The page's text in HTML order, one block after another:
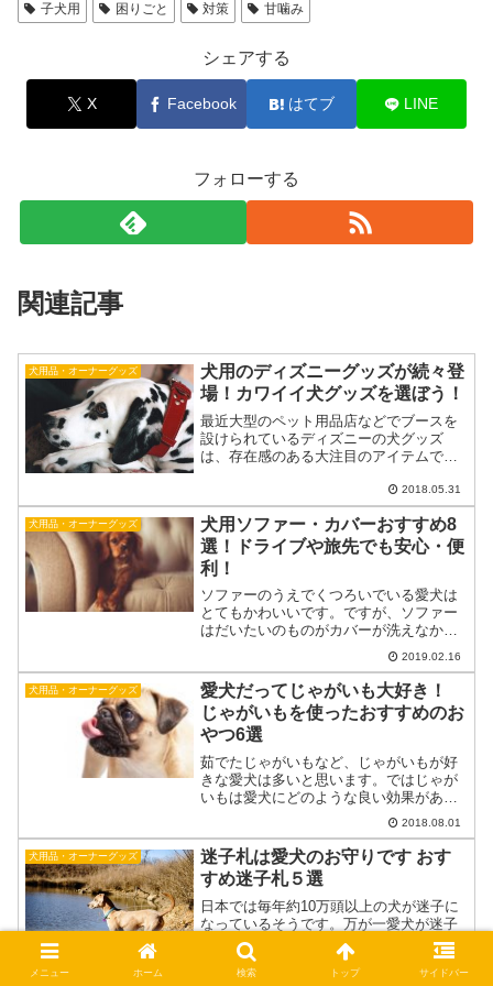
子犬用 困りごと 対策 甘噛み
シェアする
X Facebook はてブ LINE
フォローする
関連記事
犬用品・オーナーグッズ
犬用のディズニーグッズが続々登
場！カワイイ犬グッズを選ぼう！
最近大型のペット用品店などでブースを
設けられているディズニーの犬グッズ
は、存在感のある大注目のアイテムで
海外のディズニーショップで販売されて
いましたが、日本であまりなく、近年
大々的な販売が行われるようにな...
2018.05.31
犬用品・オーナーグッズ
犬用ソファー・カバーおすすめ8
選！ドライブや旅先でも安心・便
利！
ソファーのうえでくつろいでいる愛犬は
とてもかわいいです。ですが、ソファー
はだいたいのものがカバーが洗えなかっ
たり、カバーを洗えてもなかなか洗わな
いことが多く、汚れてしまったら仕方な
いとあきらめている飼主さまも多いので
はないでしょうか。愛犬が...
2019.02.16
犬用品・オーナーグッズ
愛犬だってじゃがいも大好き！
じゃがいもを使ったおすすめのお
やつ6選
茹でたじゃがいもなど、じゃがいもが好
きな愛犬は多いと思います。ではじゃが
いもは愛犬にどのような良い効果がある
のでしょうか。じゃがいもの主成分は炭
水化物ですが、それだけではなくビタミ
ンCや、B6、B1やカリウム、たくさんの
ミネラルも含まれてい...
2018.08.01
犬用品・オーナーグッズ
迷子札は愛犬のお守りです おす
すめ迷子札５選
日本では毎年約10万頭以上の犬が迷子に
なっているそうです。万が一愛犬が迷子
になってしまった時、迷子札による目に
見える情報があると無いでは大きく違う
と思います。愛犬は言葉を話す事ができ
2018.03.14
メニュー ホーム 検索 トップ サイドバー